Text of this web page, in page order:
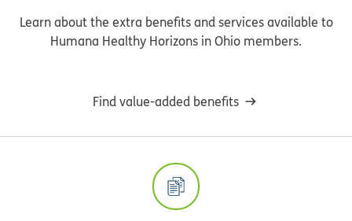
Learn about the extra benefits and services available to
Humana Healthy Horizons in Ohio members.
Find value-added benefits